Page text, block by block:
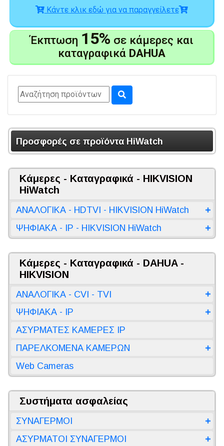
Κάντε κλικ εδώ για να παραγγείλετε
Έκπτωση 15% σε κάμερες και
καταγραφικά DAHUA
Προσφορές σε προϊόντα HiWatch
Κάμερες - Καταγραφικά - HIKVISION
HiWatch
ΑΝΑΛΟΓΙΚΑ - HDTVI - HIKVISION HiWatch
ΨΗΦΙΑΚΑ - IP - HIKVISION HiWatch
Κάμερες - Καταγραφικά - DAHUA -
HIKVISION
ΑΝΑΛΟΓΙΚΑ - CVI - TVI
ΨΗΦΙΑΚΑ - IP
ΑΣΥΡΜΑΤΕΣ ΚΑΜΕΡΕΣ IP
ΠΑΡΕΛΚΟΜΕΝΑ ΚΑΜΕΡΩΝ
Web Cameras
Συστήματα ασφαλείας
ΣΥΝΑΓΕΡΜΟΙ
ΑΣΥΡΜΑΤΟΙ ΣΥΝΑΓΕΡΜΟΙ